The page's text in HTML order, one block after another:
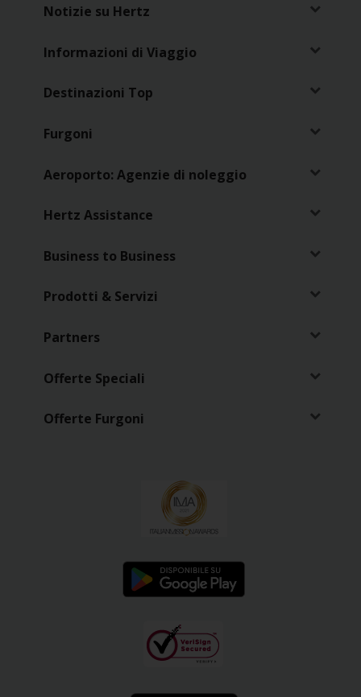
Service
Loyalty
Notizie su Hertz
Informazioni di Viaggio
Destinazioni Top
Furgoni
Aeroporto: Agenzie di noleggio
Hertz Assistance
Business to Business
Prodotti & Servizi
Partners
Offerte Speciali
Offerte Furgoni